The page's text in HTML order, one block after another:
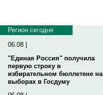
Регион сегодня
06.08 |
"Единая Россия" получила
первую строку в
избирательном бюллетене на
выборах в Госдуму